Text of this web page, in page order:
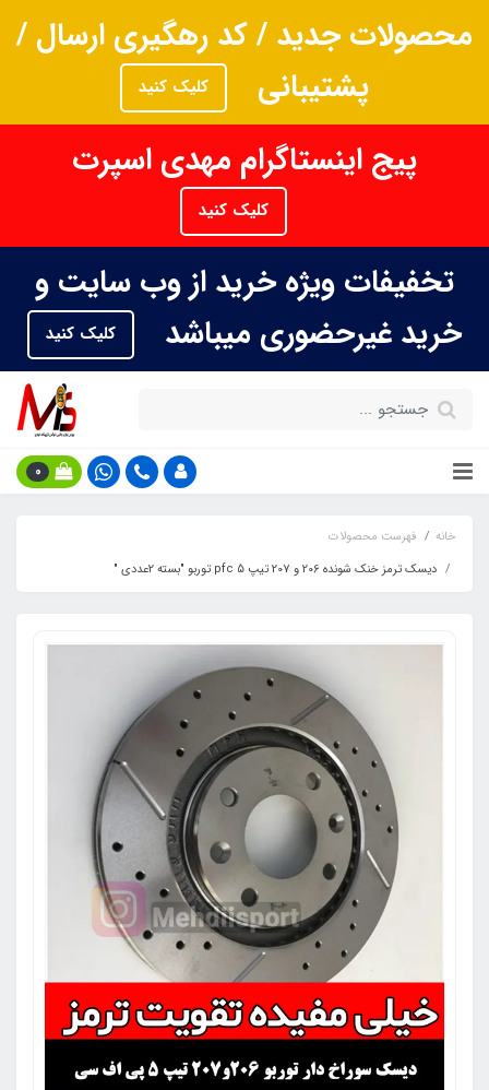
محصولات جدید / کد رهگیری ارسال /
پشتیبانی
کلیک کنید
پیج اینستاگرام مهدی اسپرت
کلیک کنید
تخفیفات ویژه خرید از وب سایت و
خرید غیرحضوری میباشد
کلیک کنید
0
خانه
فهرست محصولات
دیسک ترمز خنک شونده 206 و 207 تیپ 5 pfc توربو "بسته 2عددی "